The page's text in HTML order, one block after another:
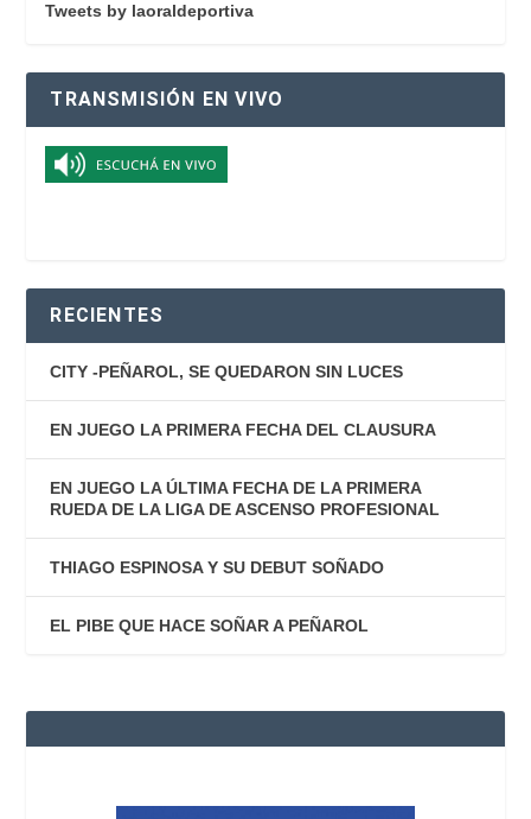
Tweets by laoraldeportiva
TRANSMISIÓN EN VIVO
RECIENTES
CITY -PEÑAROL, SE QUEDARON SIN LUCES
EN JUEGO LA PRIMERA FECHA DEL CLAUSURA
EN JUEGO LA ÚLTIMA FECHA DE LA PRIMERA
RUEDA DE LA LIGA DE ASCENSO PROFESIONAL
THIAGO ESPINOSA Y SU DEBUT SOÑADO
EL PIBE QUE HACE SOÑAR A PEÑAROL